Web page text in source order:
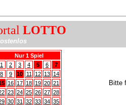
LOTTO
Nur 1 Spiel
1
2 3 4 5 6
7
8
9 10 11 12 13 14
16 17 18 19 20 21
23 24 25 26 27 28
30 31 32 33 34 35
Bitte